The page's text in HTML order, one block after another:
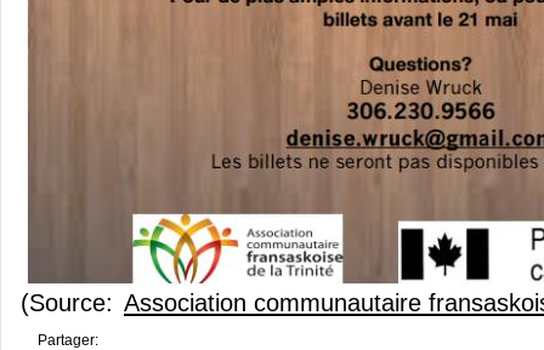
(Source: Association communautaire
Partager: